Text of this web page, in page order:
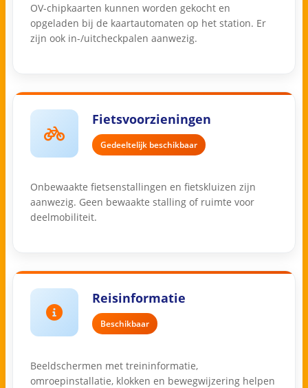
OV-chipkaarten kunnen worden gekocht en
opgeladen bij de kaartautomaten op het station. Er
zijn ook in-/uitcheckpalen aanwezig.
Fietsvoorzieningen
Gedeeltelijk beschikbaar
Onbewaakte fietsenstallingen en fietskluizen zijn
aanwezig. Geen bewaakte stalling of ruimte voor
deelmobiliteit.
Reisinformatie
Beschikbaar
Beeldschermen met treininformatie,
omroepinstallatie, klokken en bewegwijzering helpen